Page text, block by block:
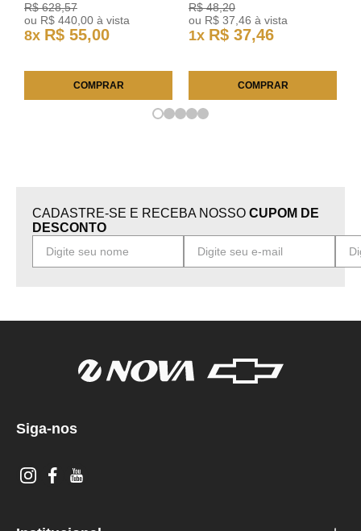
R$ 628,57
ou R$ 440 00 à vista
8x R$ 55,00
COMPRAR
R$ 48,20
ou R$ 37 46 à vista
1x R$ 37,46
COMPRAR
CADASTRE-SE E RECEBA NOSSO CUPOM DE
DESCONTO
Siga-nos